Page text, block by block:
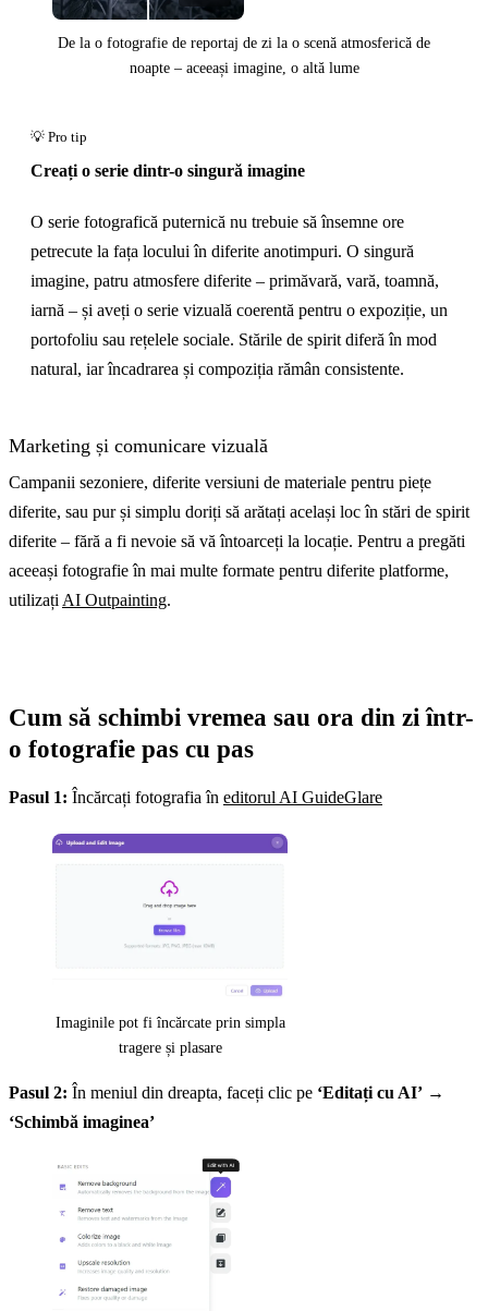
De la o fotografie de reportaj de zi la o scenă atmosferică de
noapte – aceeași imagine, o altă lume
Creați o serie dintr-o singură imagine
O serie fotografică puternică nu trebuie să însemne ore
petrecute la fața locului în diferite anotimpuri. O singură
imagine, patru atmosfere diferite – primăvară, vară, toamnă,
iarnă – și aveți o serie vizuală coerentă pentru o expoziție, un
portofoliu sau rețelele sociale. Stările de spirit diferă în mod
natural, iar încadrarea și compoziția rămân consistente.
Marketing și comunicare vizuală
Campanii sezoniere, diferite versiuni de materiale pentru piețe
diferite, sau pur și simplu doriți să arătați același loc în stări de spirit
diferite – fără a fi nevoie să vă întoarceți la locație. Pentru a pregăti
aceeași fotografie în mai multe formate pentru diferite platforme,
utilizați AI Outpainting.
Cum să schimbi vremea sau ora din zi într-
o fotografie pas cu pas
Pasul 1: Încărcați fotografia în editorul AI GuideGlare
Imaginile pot fi încărcate prin simpla
tragere și plasare
Pasul 2: În meniul din dreapta, faceți clic pe ‘Editați cu AI’ →
‘Schimbă imaginea’